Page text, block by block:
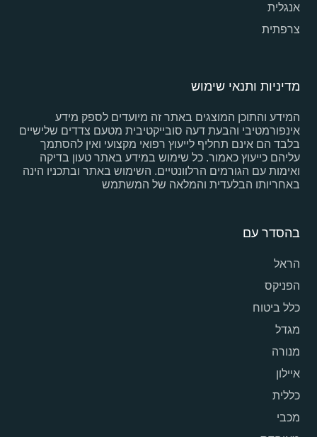
אנגלית
צרפתית
מדיניות ותנאי שימוש
המידע והתוכן המוצגים באתר זה מיועדים לספק מידע
אינפורמטיבי והבעת דעה סובייקטיבית מטעם צדדים שלישיים
בלבד הם אינם תחליף לייעוץ רפואי מקצועי ואין להסתמך
עליהם כייעוץ כאמור. כל שימוש במידע באתר טעון בדיקה
ואימות עם הגורמים הרלוונטיים. השימוש באתר ובתכניו הינה
באחריותו הבלעדית והמלאה של המשתמש
בהסדר עם
הראל
הפניקס
כלל ביטוח
מגדל
מנורה
איילון
כללית
מכבי